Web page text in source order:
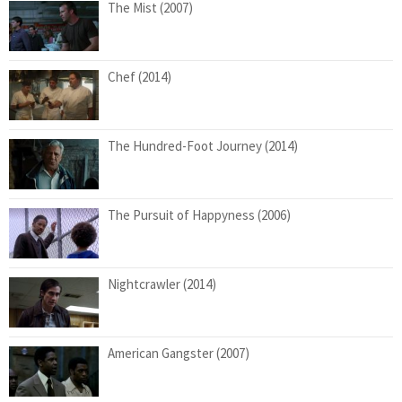
The Mist (2007)
Chef (2014)
The Hundred-Foot Journey (2014)
The Pursuit of Happyness (2006)
Nightcrawler (2014)
American Gangster (2007)